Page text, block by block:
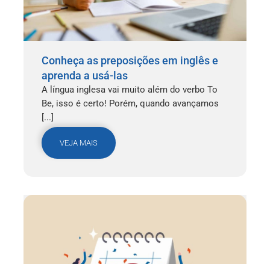
Conheça as preposições em inglês e
aprenda a usá-las
A língua inglesa vai muito além do verbo To
Be, isso é certo! Porém, quando avançamos
[...]
VEJA MAIS